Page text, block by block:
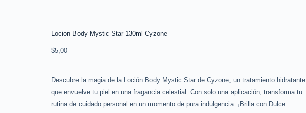
Locion Body Mystic Star 130ml Cyzone
$5,00
Descubre la magia de la Loción Body Mystic Star de Cyzone, un tratamiento hidratante
que envuelve tu piel en una fragancia celestial. Con solo una aplicación, transforma tu
rutina de cuidado personal en un momento de pura indulgencia. ¡Brilla con Dulce